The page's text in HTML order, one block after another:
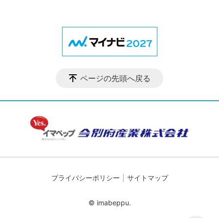
ページの先頭へ戻る
プライバシーポリシー サイトマップ
© imabeppu.